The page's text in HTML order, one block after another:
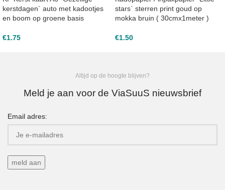
kerstdagen` auto met kadootjes
en boom op groene basis
€1.75
stars` sterren print goud op
mokka bruin ( 30cmx1meter )
€1.50
Altijd op de hoogte blijven?
Meld je aan voor de ViaSuuS nieuwsbrief
Email adres: